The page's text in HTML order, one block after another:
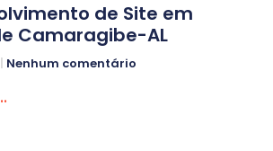
de Site em
Camaragibe-AL
Nenhum comentário